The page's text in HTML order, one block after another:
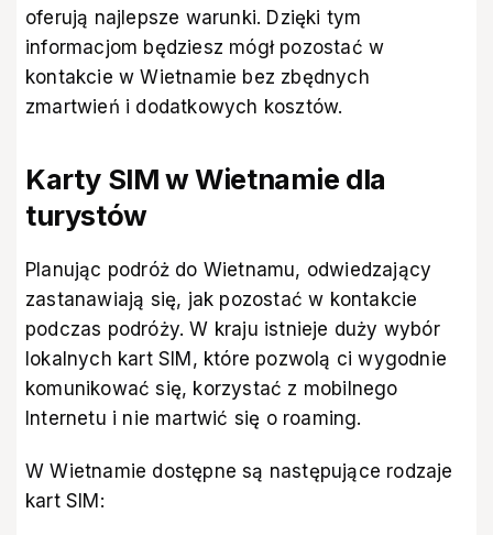
oferują najlepsze warunki. Dzięki tym
informacjom będziesz mógł pozostać w
kontakcie w Wietnamie bez zbędnych
zmartwień i dodatkowych kosztów.
Karty SIM w Wietnamie dla
turystów
Planując podróż do Wietnamu, odwiedzający
zastanawiają się, jak pozostać w kontakcie
podczas podróży. W kraju istnieje duży wybór
lokalnych kart SIM, które pozwolą ci wygodnie
komunikować się, korzystać z mobilnego
Internetu i nie martwić się o roaming.
W Wietnamie dostępne są następujące rodzaje
kart SIM: